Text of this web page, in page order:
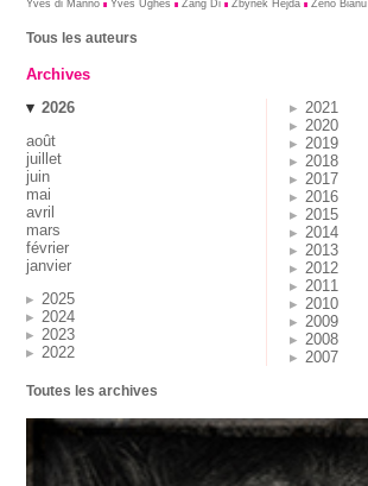
Yves di Manno
Yves Ughes Zang Di Zbynĕk Hejda Zéno Bianu
Tous les auteurs
Archives
2026
août
juillet
juin
mai
avril
mars
février
janvier
2025
2024
2023
2022
2021
2020
2019
2018
2017
2016
2015
2014
2013
2012
2011
2010
2009
2008
2007
Toutes les archives